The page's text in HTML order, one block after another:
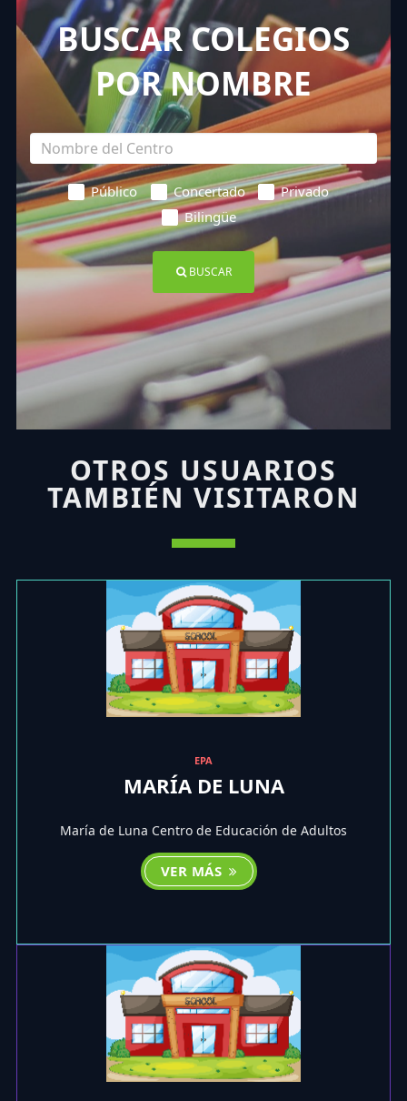
BUSCAR COLEGIOS
POR NOMBRE
Público Concertado
Privado
Bilingüe
BUSCAR
OTROS USUARIOS
TAMBIÉN VISITARON
EPA
MARÍA DE LUNA
María de Luna Centro de Educación de Adultos
VER MÁS